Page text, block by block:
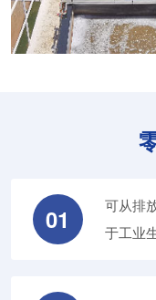
01
可从排
于工业